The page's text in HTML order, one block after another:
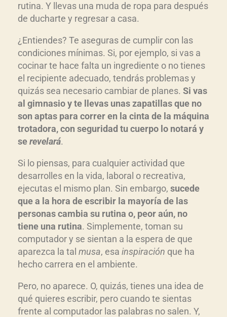
rutina. Y llevas una muda de ropa para después
de ducharte y regresar a casa.
¿Entiendes? Te aseguras de cumplir con las
condiciones mínimas. Si, por ejemplo, si vas a
cocinar te hace falta un ingrediente o no tienes
el recipiente adecuado, tendrás problemas y
quizás sea necesario cambiar de planes. Si vas
al gimnasio y te llevas unas zapatillas que no
son aptas para correr en la cinta de la máquina
trotadora, con seguridad tu cuerpo lo notará y
serevelará.
Si lo piensas, para cualquier actividad que
desarrolles en la vida, laboral o recreativa,
ejecutas el mismo plan. Sin embargo, sucede
que a la hora de escribir la mayoría de las
personas cambia su rutina o, peor aún, no
tiene una rutina. Simplemente, toman su
computador y se sientan a la espera de que
aparezca la tal musa, esa inspiración que ha
hecho carrera en el ambiente.
Pero, no aparece. O, quizás, tienes una idea de
qué quieres escribir, pero cuando te sientas
frente al computador las palabras no salen. Y,